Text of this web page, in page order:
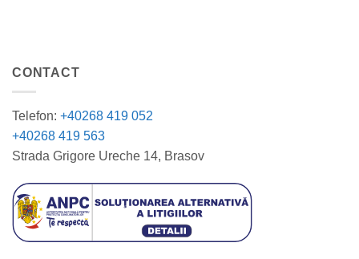
CONTACT
Telefon: +40268 419 052
+40268 419 563
Strada Grigore Ureche 14, Brasov